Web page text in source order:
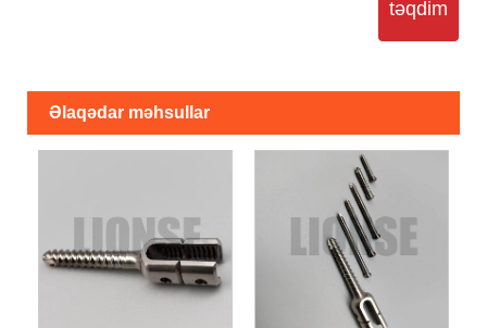
təqdim
Əlaqədar məhsullar